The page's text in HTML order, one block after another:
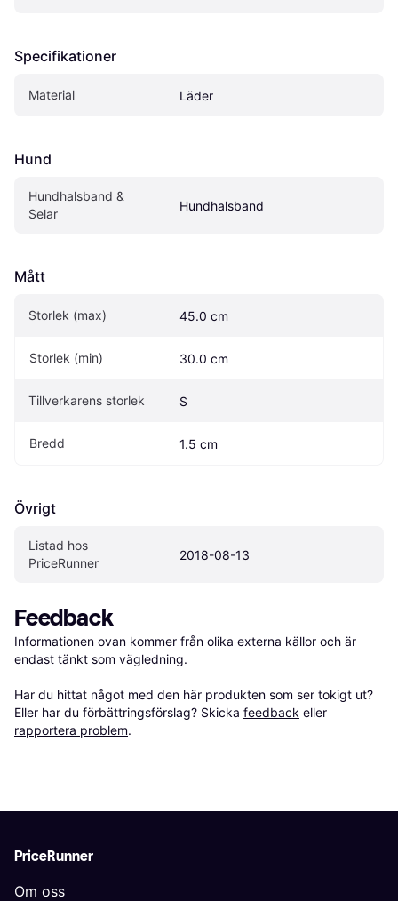
Specifikationer
Material Läder
Hund
Hundhalsband &
Selar
Hundhalsband
Mått
Storlek (max) 45.0 cm
Storlek (min) 30.0 cm
Tillverkarens storlek S
Bredd 1.5 cm
Övrigt
Listad hos
PriceRunner
2018-08-13
Feedback
Informationen ovan kommer från olika externa källor och är
endast tänkt som vägledning.
Har du hittat något med den här produkten som ser tokigt ut?
Eller har du förbättringsförslag? Skicka feedback eller
rapportera problem.
PriceRunner
Om oss